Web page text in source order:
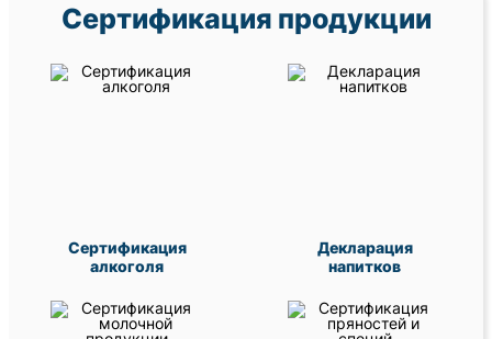
Сертификация продукции
Сертификация
алкоголя
Декларация
напитков